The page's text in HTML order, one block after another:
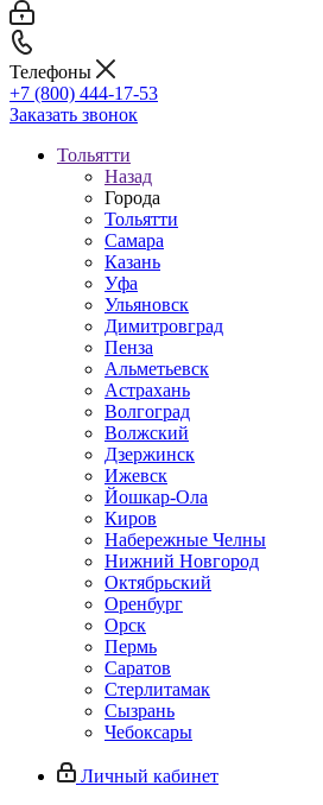
Телефоны
+7 (800) 444-17-53
Заказать звонок
Тольятти
Назад
Города
Тольятти
Самара
Казань
Уфа
Ульяновск
Димитровград
Пенза
Альметьевск
Астрахань
Волгоград
Волжский
Дзержинск
Ижевск
Йошкар-Ола
Киров
Набережные Челны
Нижний Новгород
Октябрьский
Оренбург
Орск
Пермь
Саратов
Стерлитамак
Сызрань
Чебоксары
Личный кабинет